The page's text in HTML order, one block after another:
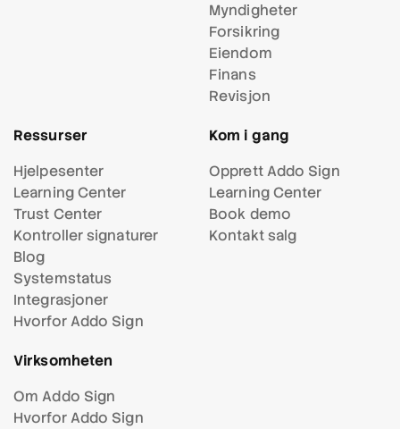
Myndigheter
Forsikring
Eiendom
Finans
Revisjon
Ressurser
Hjelpesenter
Learning Center
Trust Center
Kontroller signaturer
Blog
Systemstatus
Integrasjoner
Hvorfor Addo Sign
Kom i gang
Opprett Addo Sign
Learning Center
Book demo
Kontakt salg
Virksomheten
Om Addo Sign
Hvorfor Addo Sign